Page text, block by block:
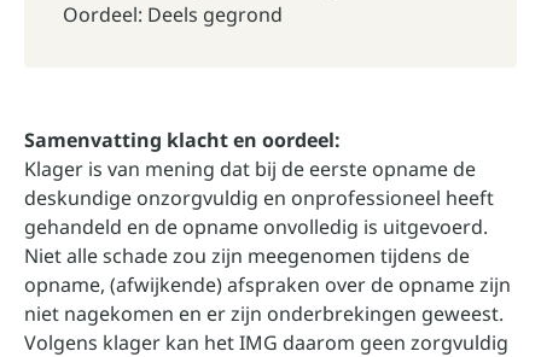
Oordeel: Deels gegrond
Samenvatting klacht en oordeel:
Klager is van mening dat bij de eerste opname de
deskundige onzorgvuldig en onprofessioneel heeft
gehandeld en de opname onvolledig is uitgevoerd.
Niet alle schade zou zijn meegenomen tijdens de
opname, (afwijkende) afspraken over de opname zijn
niet nagekomen en er zijn onderbrekingen geweest.
Volgens klager kan het IMG daarom geen zorgvuldig